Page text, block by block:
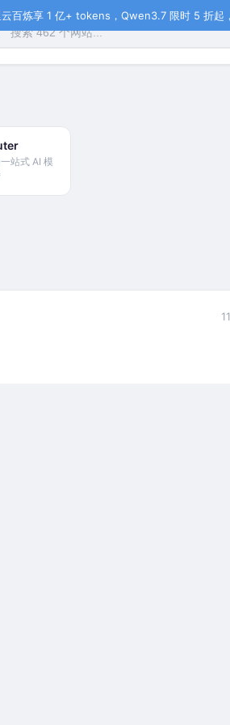
百炼享 1 亿+ tokens，Qwen3.7 限时 5 折起
站式 AI 模